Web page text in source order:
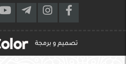
تصميم و برمجة